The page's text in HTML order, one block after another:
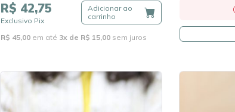
R$ 42,75
Exclusivo Pix
Adicionar ao
carrinho
R$ 45,00 em até 3x de R$ 15,00 sem juros